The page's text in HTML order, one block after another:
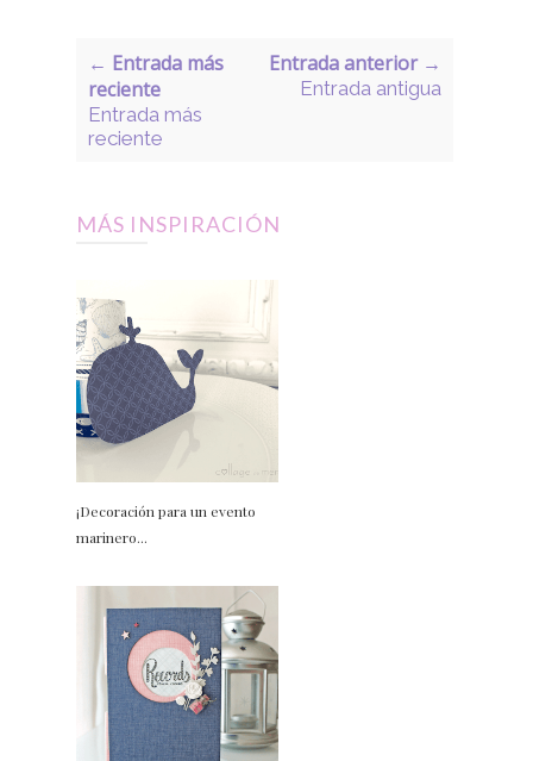
← Entrada más
reciente
Entrada más
reciente
Entrada anterior →
Entrada antigua
MÁS INSPIRACIÓN
¡Decoración para un evento
marinero...